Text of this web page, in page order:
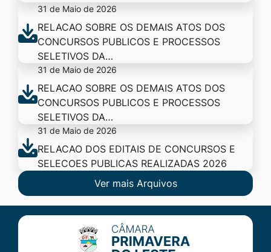
31 de Maio de 2026
RELACAO SOBRE OS DEMAIS ATOS DOS
CONCURSOS PUBLICOS E PROCESSOS
SELETIVOS DA…
31 de Maio de 2026
RELACAO SOBRE OS DEMAIS ATOS DOS
CONCURSOS PUBLICOS E PROCESSOS
SELETIVOS DA…
31 de Maio de 2026
RELACAO DOS EDITAIS DE CONCURSOS E
SELECOES PUBLICAS REALIZADAS 2026
Ver mais Arquivos
Seção do Rodapé e Contato